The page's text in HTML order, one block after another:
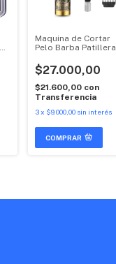
Maquina de Cortar
Pelo Barba Patillera
$27.000,00
$21.600,00 con
Transferencia
3x $9.000,00 sin interés
COMPRAR